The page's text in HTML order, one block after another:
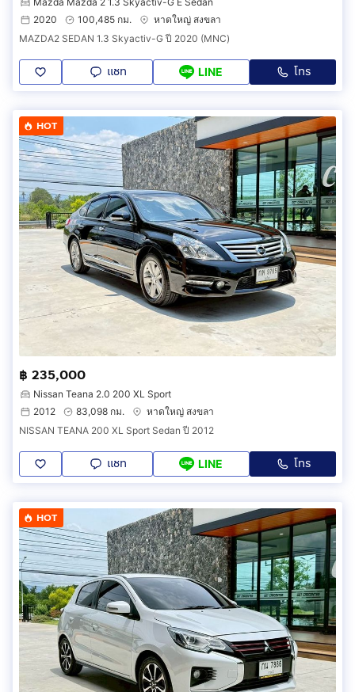
2020
100,485 กม.
หาดใหญ่ สงขลา
MAZDA2 SEDAN 1.3 Skyactiv-G ปี 2020 (MNC)
แชท LINE โทร
HOT
฿ 235,000
Nissan Teana 2.0 200 XL Sport
2012
83,098 กม.
หาดใหญ่ สงขลา
NISSAN TEANA 200 XL Sport Sedan ปี 2012
แชท LINE โทร
HOT